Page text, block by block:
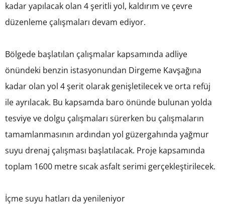
kadar yapılacak olan 4 şeritli yol, kaldırım ve çevre
düzenleme çalışmaları devam ediyor.
Bölgede başlatılan çalışmalar kapsamında adliye
önündeki benzin istasyonundan Dirgeme Kavşağına
kadar olan yol 4 şerit olarak genişletilecek ve orta refüj
ile ayrılacak. Bu kapsamda baro önünde bulunan yolda
tesviye ve dolgu çalışmaları sürerken bu çalışmaların
tamamlanmasının ardından yol güzergahında yağmur
suyu drenaj çalışması başlatılacak. Proje kapsamında
toplam 1600 metre sıcak asfalt serimi gerçekleştirilecek.
İçme suyu hatları da yenileniyor